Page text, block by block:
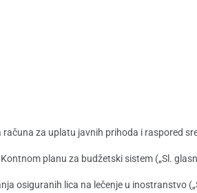
za uplatu javnih prihoda i raspored
planu za budžetski sistem („Sl.
osiguranih lica na lečenje u inostranstvo